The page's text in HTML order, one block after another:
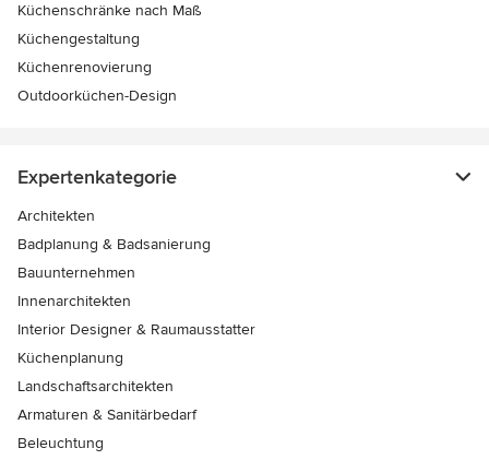
Küchenschränke nach Maß
Küchengestaltung
Küchenrenovierung
Outdoorküchen-Design
Expertenkategorie
Architekten
Badplanung & Badsanierung
Bauunternehmen
Innenarchitekten
Interior Designer & Raumausstatter
Küchenplanung
Landschaftsarchitekten
Armaturen & Sanitärbedarf
Beleuchtung